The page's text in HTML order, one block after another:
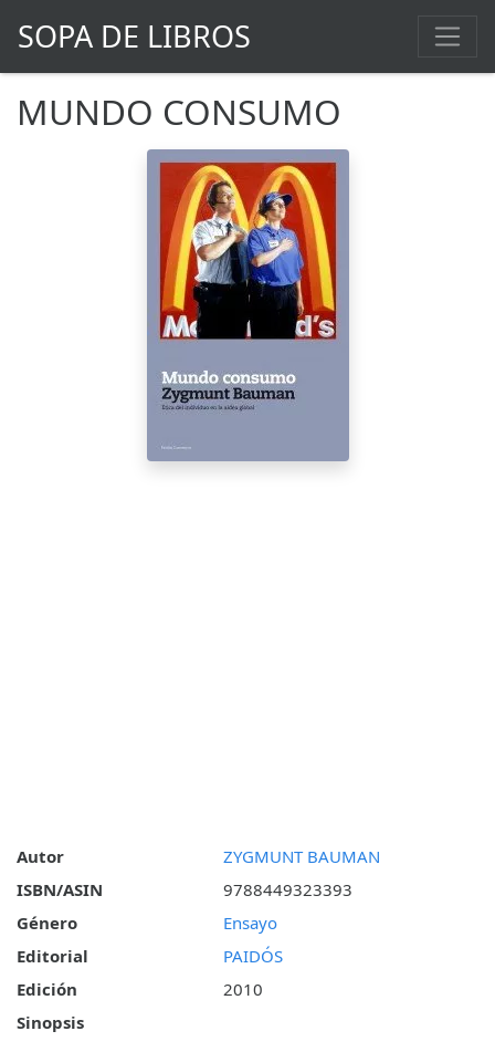
SOPA DE LIBROS
MUNDO CONSUMO
Autor
ZYGMUNT BAUMAN
ISBN/ASIN
9788449323393
Género
Ensayo
Editorial
PAIDÓS
Edición
2010
Sinopsis